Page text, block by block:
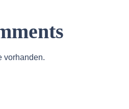
vorhanden.